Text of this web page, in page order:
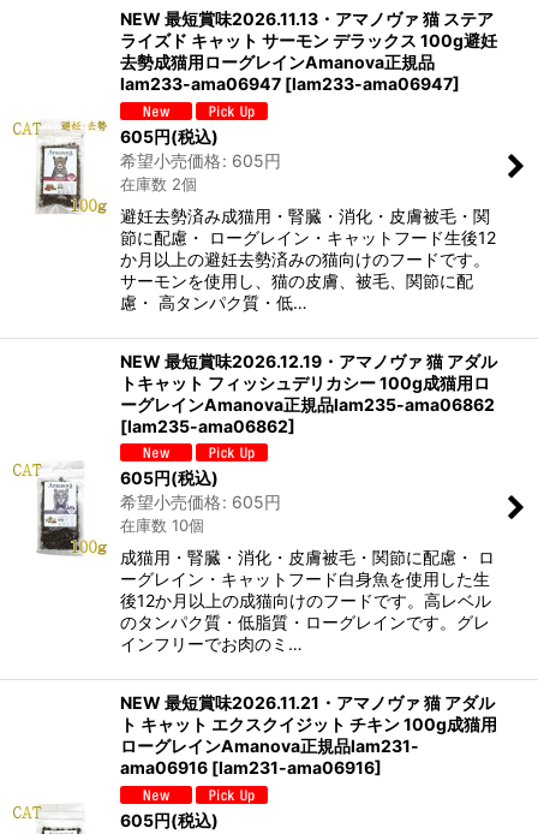
NEW 最短賞味2026.11.13・アマノヴァ 猫 ステア
ライズド キャット サーモン デラックス 100g避妊
去勢成猫用ローグレインAmanova正規品
lam233-ama06947 [lam233-ama06947]
605円(税込)
希望小売価格: 605円
在庫数 2個
避妊去勢済み成猫用・腎臓・消化・皮膚被毛・関
節に配慮・ ローグレイン・キャットフード生後12
か月以上の避妊去勢済みの猫向けのフードです。
サーモンを使用し、猫の皮膚、被毛、関節に配
慮・ 高タンパク質・低…
NEW 最短賞味2026.12.19・アマノヴァ 猫 アダル
トキャット フィッシュデリカシー 100g成猫用ロ
ーグレインAmanova正規品lam235-ama06862
[lam235-ama06862]
605円(税込)
希望小売価格: 605円
在庫数 10個
成猫用・腎臓・消化・皮膚被毛・関節に配慮・ ロ
ーグレイン・キャットフード白身魚を使用した生
後12か月以上の成猫向けのフードです。高レベル
のタンパク質・低脂質・ローグレインです。グレ
インフリーでお肉のミ…
NEW 最短賞味2026.11.21・アマノヴァ 猫 アダル
ト キャット エクスクイジット チキン 100g成猫用
ローグレインAmanova正規品lam231-
ama06916 [lam231-ama06916]
605円(税込)